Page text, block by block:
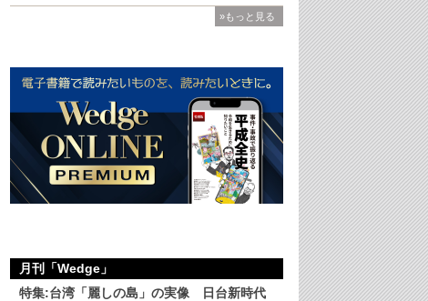
»もっと見る
月刊「Wedge」
特集:台湾「麗しの島」の実像 日台新時代